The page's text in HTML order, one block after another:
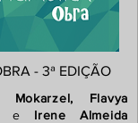
- 3ª EDIÇÃO
Mokarzel, Flavya
e Irene Almeida